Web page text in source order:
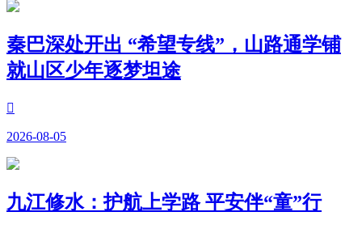
秦巴深处开出 “希望专线”，山路通学铺
就山区少年逐梦坦途

2026-08-05
九江修水：护航上学路 平安伴“童”行